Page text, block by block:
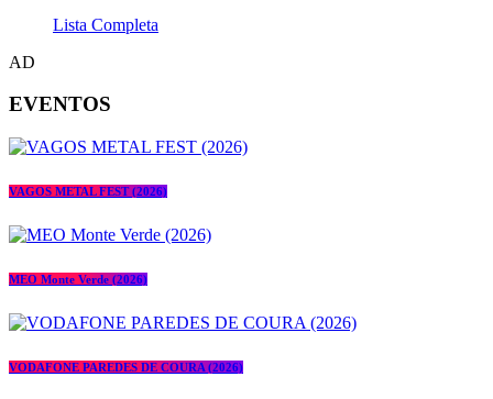
Lista Completa
AD
EVENTOS
VAGOS METAL FEST (2026)
MEO Monte Verde (2026)
VODAFONE PAREDES DE COURA (2026)